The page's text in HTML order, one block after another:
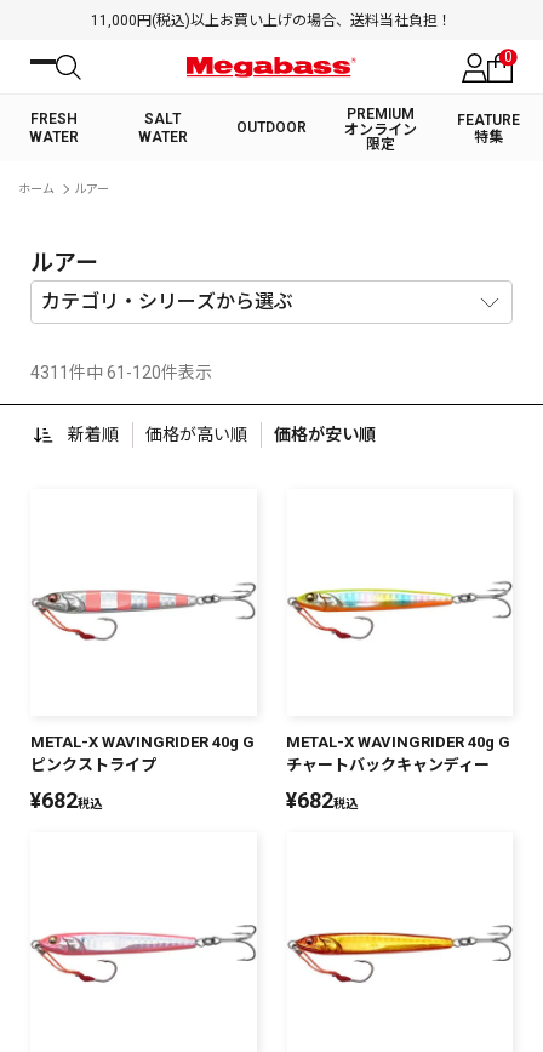
11,000円(税込)以上お買い上げの場合、送料当社負担！
0
FRESH
WATER
SALT
WATER
OUTDOOR
PREMIUM
オンライン
限定
FEATURE
特集
キーワード
カテゴリ
PREMIUM オンライン限定
OUTDOOR
価格 ¥ ～¥
在庫
ホーム ルアー
ルアー
4311件中 61-120件表示
新着順 価格が高い順 価格が安い順
METAL-X WAVINGRIDER 40g G
ピンクストライプ
¥682税込
METAL-X WAVINGRIDER 40g G
チャートバックキャンディー
¥682税込